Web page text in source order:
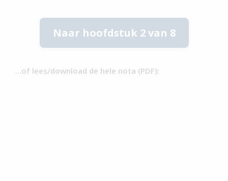
Naar hoofdstuk 2 van 8
…of lees/download de hele nota (PDF):